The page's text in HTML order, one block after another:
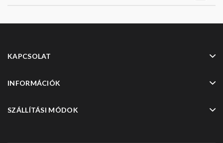
KAPCSOLAT
INFORMÁCIÓK
SZÁLLÍTÁSI MÓDOK